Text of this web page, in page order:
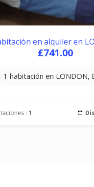
en alquiler en
£741.00
1 habitación en LONDON,
: 1